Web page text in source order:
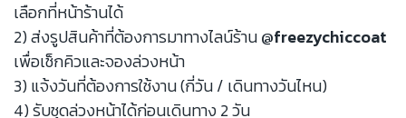
เลือกที่หน้าร้านได้
2) ส่งรูปสินค้าที่ต้องการมาทางไลน์ร้าน@freezychiccoat
เพื่อเช็กคิวและจองล่วงหน้า
3) แจ้งวันที่ต้องการใช้งาน (กี่วัน / เดินทางวันไหน)
4) รับชุดล่วงหน้าได้ก่อนเดินทาง 2 วัน